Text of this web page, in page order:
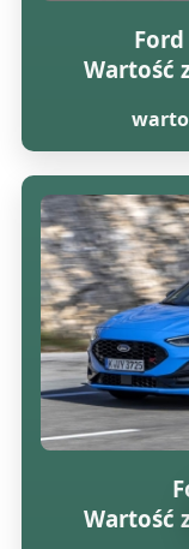
Wartość
Wartość